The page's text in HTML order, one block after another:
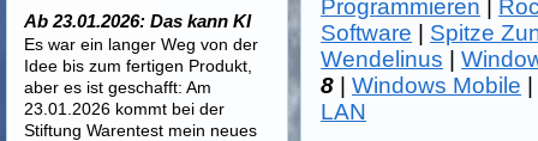
Programmieren
Software
Spitze
Wendelinus |
8 |Windows Mobile
LAN
Ab 23.01.2026: Das kann KI
Es war ein langer Weg von der
Idee bis zum fertigen Produkt,
aber es ist geschafft: Am
23.01.2026 kommt bei der
Stiftung Warentest mein neues